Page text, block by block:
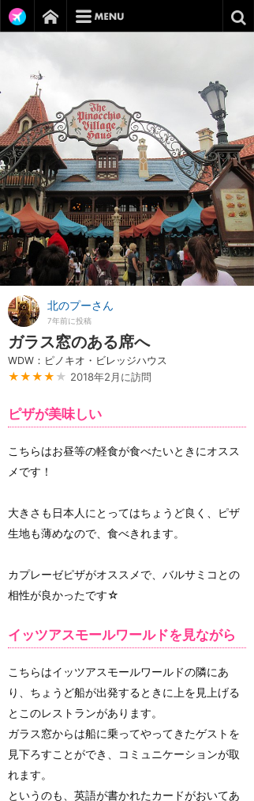
北のプーさん
7年前に投稿
ガラス窓のある席へ
WDW：ピノキオ・ビレッジハウス
★★★★ ★ 2018年2月に訪問
ピザが美味しい
こちらはお昼等の軽食が食べたいときにオスス
メです！
大きさも日本人にとってはちょうど良く、ピザ
生地も薄めなので、食べきれます。
カプレーゼピザがオススメで、バルサミコとの
相性が良かったです☆
イッツアスモールワールドを見ながら
こちらはイッツアスモールワールドの隣にあ
り、ちょうど船が出発するときに上を見上げる
とこのレストランがあります。
ガラス窓からは船に乗ってやってきたゲストを
見下ろすことができ、コミュニケーションが取
れます。
というのも、英語が書かれたカードがおいてあ